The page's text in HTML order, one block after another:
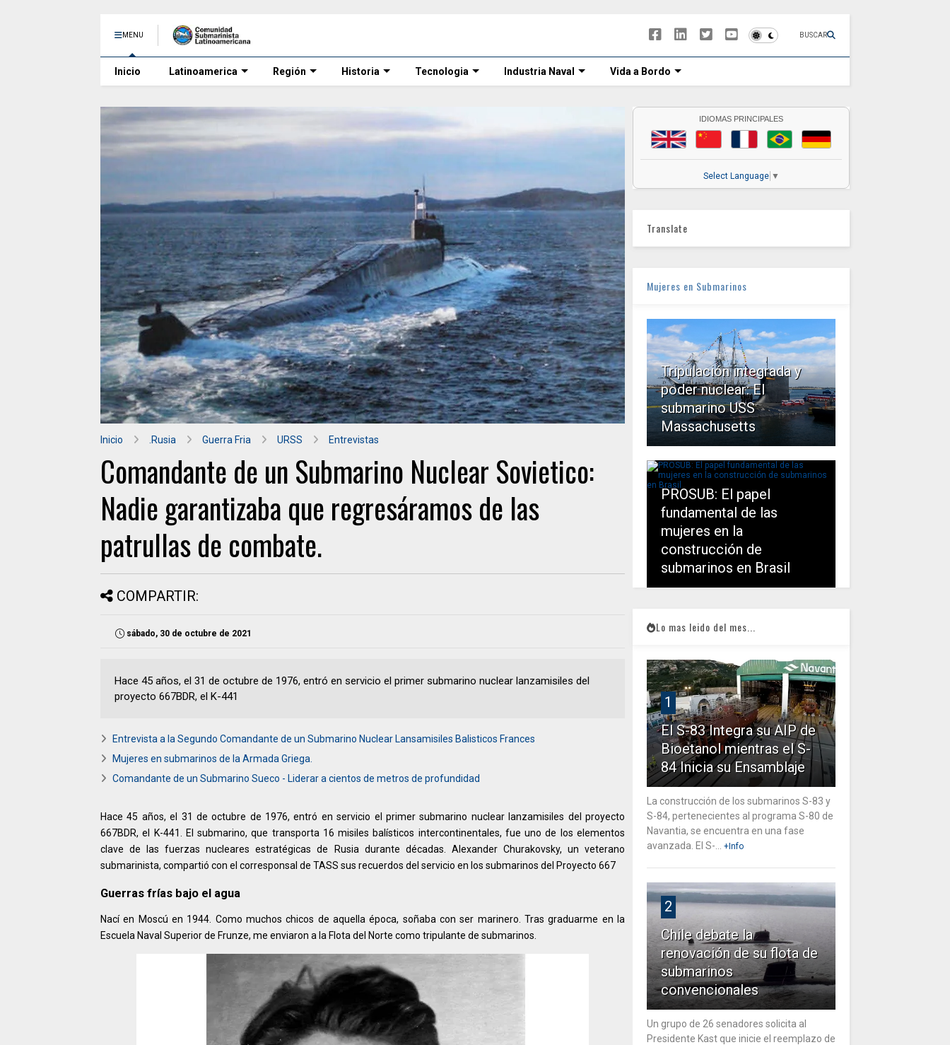
MENU BUSCAR
Inicio Latinoamerica Región Historia Tecnologia Industria Naval Vida a Bordo
Inicio .Rusia Guerra Fria URSS Entrevistas
Comandante de un Submarino Nuclear Sovietico:
Nadie garantizaba que regresáramos de las
patrullas de combate.
COMPARTIR:
sábado, 30 de octubre de 2021
Hace 45 años, el 31 de octubre de 1976, entró en servicio el primer submarino nuclear lanzamisiles del
proyecto 667BDR, el K-441
Entrevista a la Segundo Comandante de un Submarino Nuclear Lansamisiles Balisticos Frances
Mujeres en submarinos de la Armada Griega.
Comandante de un Submarino Sueco - Liderar a cientos de metros de profundidad
Hace 45 años, el 31 de octubre de 1976, entró en servicio el primer submarino nuclear lanzamisiles del proyecto
667BDR, el K-441. El submarino, que transporta 16 misiles balísticos intercontinentales, fue uno de los elementos
clave de las fuerzas nucleares estratégicas de Rusia durante décadas. Alexander Churakovsky, un veterano
submarinista, compartió con el corresponsal de TASS sus recuerdos del servicio en los submarinos del Proyecto 667
Guerras frías bajo el agua
Nací en Moscú en 1944. Como muchos chicos de aquella época, soñaba con ser marinero. Tras graduarme en la
Escuela Naval Superior de Frunze, me enviaron a la Flota del Norte como tripulante de submarinos.
IDIOMAS PRINCIPALES
Select Language ▼
Translate
Mujeres en Submarinos
Tripulación integrada y
poder nuclear: El
submarino USS
Massachusetts
PROSUB: El papel
fundamental de las
mujeres en la
construcción de
submarinos en Brasil
Lo mas leido del mes...
1
El S-83 Integra su AIP de
Bioetanol mientras el S-
84 Inicia su Ensamblaje
La construcción de los submarinos S-83 y
S-84, pertenecientes al programa S-80 de
Navantia, se encuentra en una fase
avanzada. El S-...
+Info
2
Chile debate la
renovación de su flota de
submarinos
convencionales
Un grupo de 26 senadores solicita al
Presidente Kast que inicie el reemplazo de